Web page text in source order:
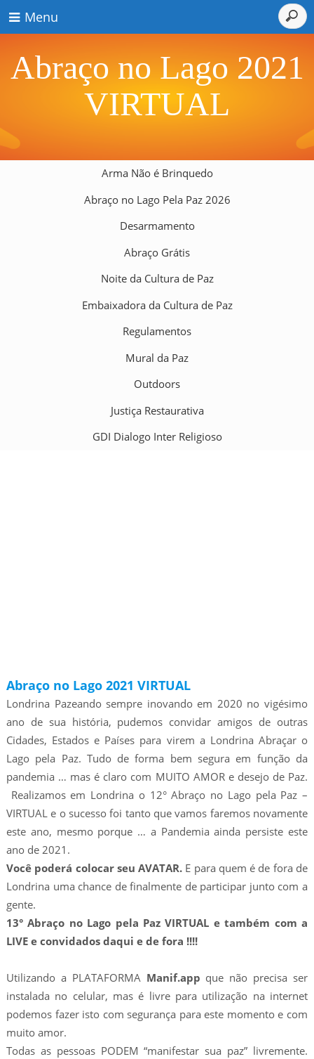
Menu
Abraço no Lago 2021
VIRTUAL
Arma Não é Brinquedo
Abraço no Lago Pela Paz 2026
Desarmamento
Abraço Grátis
Noite da Cultura de Paz
Embaixadora da Cultura de Paz
Regulamentos
Mural da Paz
Outdoors
Justiça Restaurativa
GDI Dialogo Inter Religioso
Abraço no Lago 2021 VIRTUAL
Londrina Pazeando sempre inovando em 2020 no vigésimo
ano de sua história, pudemos convidar amigos de outras
Cidades, Estados e Países para virem a Londrina Abraçar o
Lago pela Paz. Tudo de forma bem segura em função da
pandemia … mas é claro com MUITO AMOR e desejo de Paz.
Realizamos em Londrina o 12° Abraço no Lago pela Paz –
VIRTUAL e o sucesso foi tanto que vamos faremos novamente
este ano, mesmo porque … a Pandemia ainda persiste este
ano de 2021.
Você poderá colocar seu AVATAR. E para quem é de fora de
Londrina uma chance de finalmente de participar junto com a
gente.
13° Abraço no Lago pela Paz VIRTUAL e também com a
LIVE e convidados daqui e de fora !!!!
Utilizando a PLATAFORMA Manif.app que não precisa ser
instalada no celular, mas é livre para utilização na internet
podemos fazer isto com segurança para este momento e com
muito amor.
Todas as pessoas PODEM “manifestar sua paz” livremente.